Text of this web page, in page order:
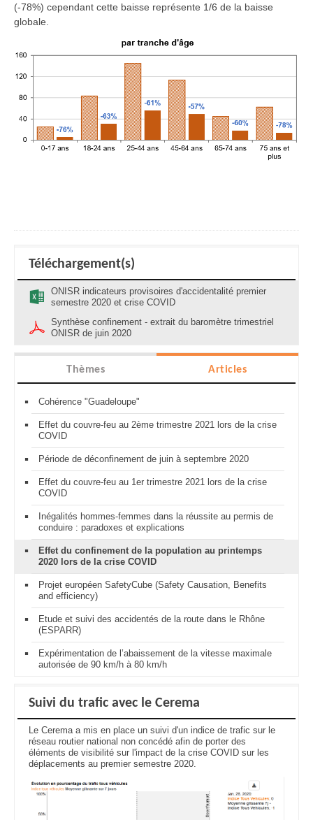
(-78%) cependant cette baisse représente 1/6 de la baisse
globale.
Téléchargement(s)
ONISR indicateurs provisoires d'accidentalité premier
semestre 2020 et crise COVID
Synthèse confinement - extrait du baromètre trimestriel
ONISR de juin 2020
Thèmes Articles
Cohérence "Guadeloupe"
Effet du couvre-feu au 2ème trimestre 2021 lors de la crise
COVID
Période de déconfinement de juin à septembre 2020
Effet du couvre-feu au 1er trimestre 2021 lors de la crise
COVID
Inégalités hommes-femmes dans la réussite au permis de
conduire : paradoxes et explications
Effet du confinement de la population au printemps
2020 lors de la crise COVID
Projet européen SafetyCube (Safety Causation, Benefits
and efficiency)
Etude et suivi des accidentés de la route dans le Rhône
(ESPARR)
Expérimentation de l’abaissement de la vitesse maximale
autorisée de 90 km/h à 80 km/h
Suivi du trafic avec le Cerema
Le Cerema a mis en place un suivi d'un indice de trafic sur le
réseau routier national non concédé afin de porter des
éléments de visibilité sur l'impact de la crise COVID sur les
déplacements au premier semestre 2020.